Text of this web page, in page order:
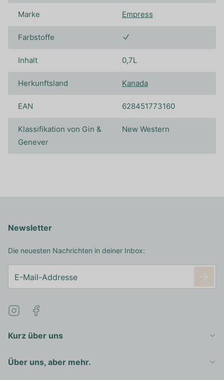
Marke Empress
Farbstoffe
Inhalt 0,7L
Herkunftsland Kanada
EAN 628451773160
Klassifikation von Gin &
Genever
New Western
Kurz über uns
Über uns, aber mehr.
Newsletter
Die neuesten Nachrichten in deiner Inbox: